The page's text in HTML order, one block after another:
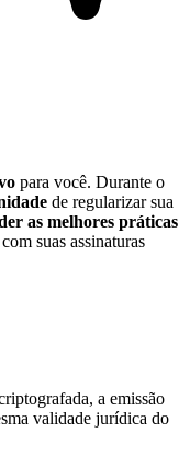
para você. Durante o
de regularizar sua
as melhores práticas
com suas assinaturas
a emissão
validade jurídica do